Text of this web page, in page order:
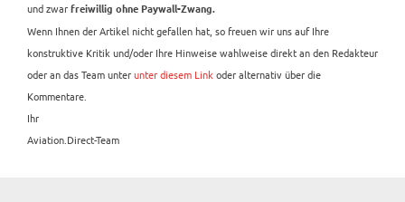
und zwar freiwillig ohne Paywall-Zwang.
Wenn Ihnen der Artikel nicht gefallen hat, so freuen wir uns auf Ihre
konstruktive Kritik und/oder Ihre Hinweise wahlweise direkt an den Redakteur
oder an das Team unterunter diesem Link oder alternativ über die
Kommentare.
Ihr
Aviation.Direct-Team